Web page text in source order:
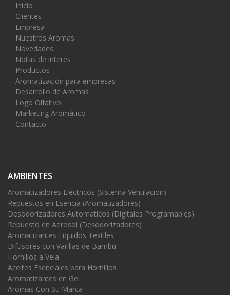
Inicio
Clientes
Empresa
Nuestros Aromas
Novedades
Notas de interes
Productos
Aromatización para empresas
Desarrollo de Aromas
Logo Olfativo
Marketing Aromático
Contacto
AMBIENTES
Aromatizadores Electricos (Sistema Ventilacion)
Repuestos en Esencia (Aromatizadores)
Desodorizadores Automaticos (Digitales Programables)
Repuesto en Aerosol (Desodorizadores)
Aromatizantes Liquidos Textiles
Difusores con Varillas de Bambu
Hornillos a Vela
Aceites Esenciales para Hornillos
Aromatizantes en Gel
Aromas Con Su Marca